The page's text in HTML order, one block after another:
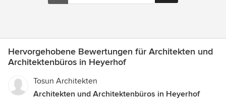
Hervorgehobene Bewertungen für Architekten und
Architektenbüros in Heyerhof
Tosun Architekten
Architekten und Architektenbüros in Heyerhof